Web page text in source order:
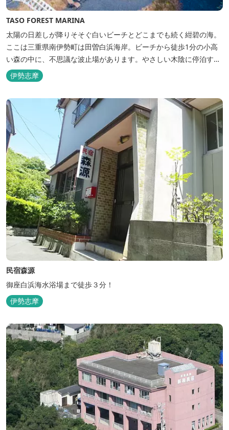
TASO FOREST MARINA
太陽の日差しが降りそそぐ白いビーチとどこまでも続く紺碧の海。
ここは三重県南伊勢町は田曽白浜海岸。ビーチから徒歩1分の小高
い森の中に、不思議な波止場があります。やさしい木陰に停泊する
のは3艇のヨット。日本初の森のマリーナです。 航海の気分高まる
インテリアは見た目からは想像できないほど広く、くつろぎの空
間。夏場でもエアコン完備で快適にお過ごしいただけます。甲板の
上に寝転んで夜空を見上げれば...
伊勢志摩
民宿森源
御座白浜海水浴場まで徒歩３分！
伊勢志摩